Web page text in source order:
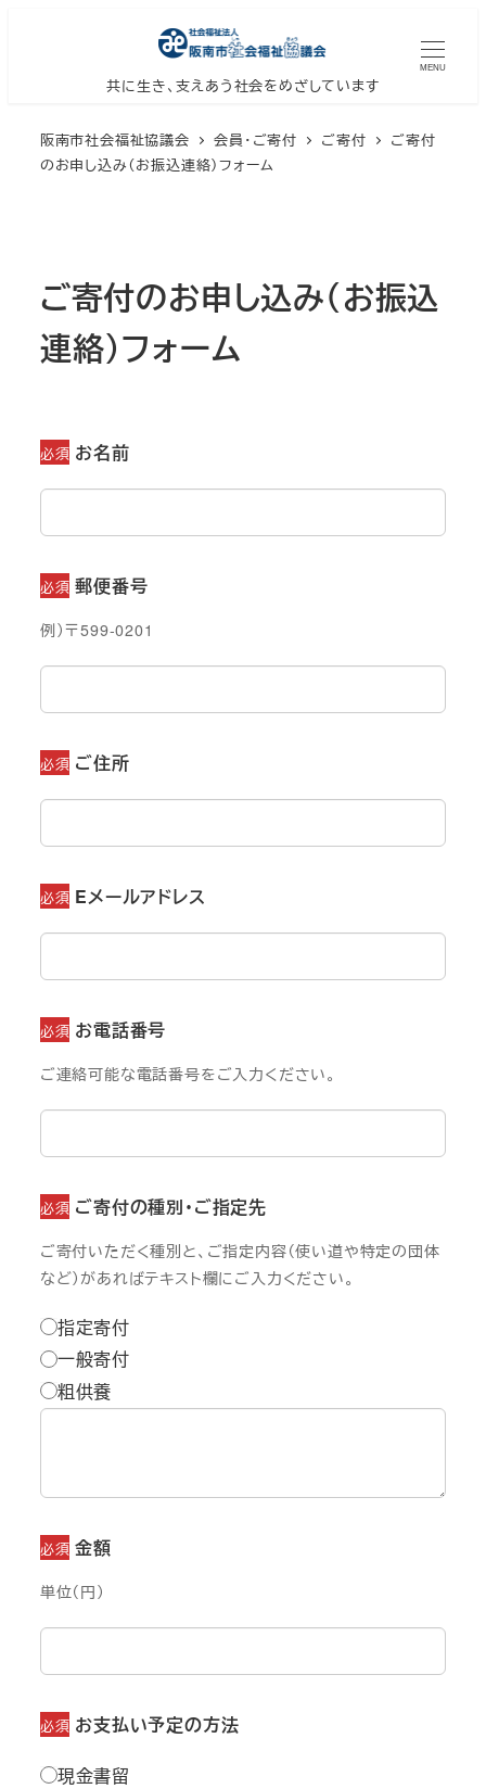
共に生き、支えあう社会をめざしています
MENU
阪南市社会福祉協議会 会員・ご寄付 ご寄付
ご寄付
のお申し込み（お振込連絡）フォーム
ご寄付のお申し込み（お振込
連絡）フォーム
必須 お名前
必須 郵便番号
例）〒599-0201
必須 ご住所
必須 Eメールアドレス
必須 お電話番号
ご連絡可能な電話番号をご入力ください。
必須 ご寄付の種別・ご指定先
ご寄付いただく種別と、ご指定内容（使い道や特定の団体
など）があればテキスト欄にご入力ください。
指定寄付
一般寄付
粗供養
必須 金額
単位（円）
必須 お支払い予定の方法
現金書留